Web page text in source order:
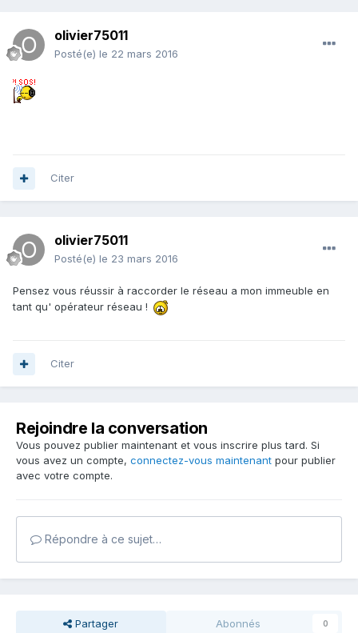
olivier75011
Posté(e) le 22 mars 2016
Citer
olivier75011
Posté(e) le 23 mars 2016
Pensez vous réussir à raccorder le réseau a mon immeuble en
tant qu' opérateur réseau !
Citer
Rejoindre la conversation
Vous pouvez publier maintenant et vous inscrire plus tard. Si
vous avez un compte, connectez-vous maintenant pour publier
avec votre compte.
Répondre à ce sujet…
Partager Abonnés 0